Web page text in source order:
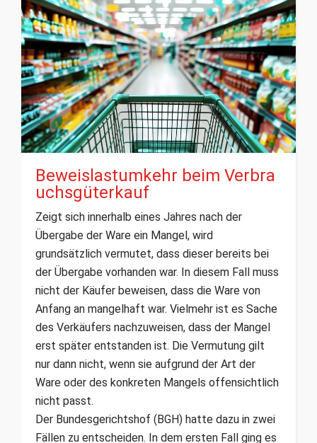
Beweislastumkehr beim Verbra
uchsgüterkauf
Zeigt sich innerhalb eines Jahres nach der
Übergabe der Ware ein Mangel, wird
grundsätzlich vermutet, dass dieser bereits bei
der Übergabe vorhanden war. In diesem Fall muss
nicht der Käufer beweisen, dass die Ware von
Anfang an mangelhaft war. Vielmehr ist es Sache
des Verkäufers nachzuweisen, dass der Mangel
erst später entstanden ist. Die Vermutung gilt
nur dann nicht, wenn sie aufgrund der Art der
Ware oder des konkreten Mangels offensichtlich
nicht passt.
Der Bundesgerichtshof (BGH) hatte dazu in zwei
Fällen zu entscheiden. In dem ersten Fall ging es